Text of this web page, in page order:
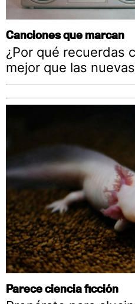
Canciones que marcan
¿Por qué recuerdas
mejor que las
Parece ciencia ficción